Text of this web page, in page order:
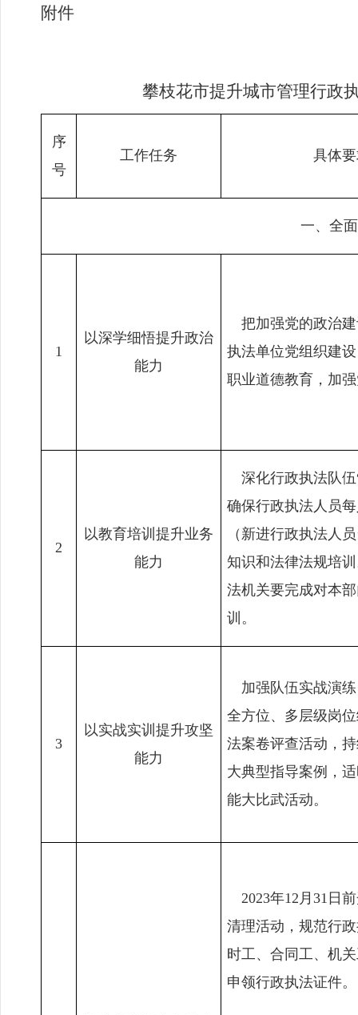
附件
攀枝花市提升城市管理行政
序
号
工作任务 具体
一、全
1
以深学细悟提升政治
能力
把加强党的政治
执法单位党组织建
职业道德教育，加
2
以教育培训提升业务
能力
深化行政执法队伍
确保行政执法人员
（新进行政执法人
知识和法律法规培
法机关要完成对本
训。
3
以实战实训提升攻坚
能力
加强队伍实战演
全方位、多层级岗
法案卷评查活动，
大典型指导案例，
能大比武活动。
2023年12 月31 日
清理活动，规范行
时工、合同工、机
申领行政执法证件。